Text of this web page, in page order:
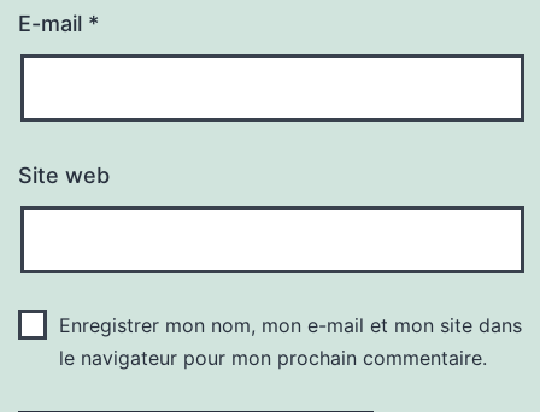
E-mail *
Site web
Enregistrer mon nom, mon e-mail et mon site dans
le navigateur pour mon prochain commentaire.